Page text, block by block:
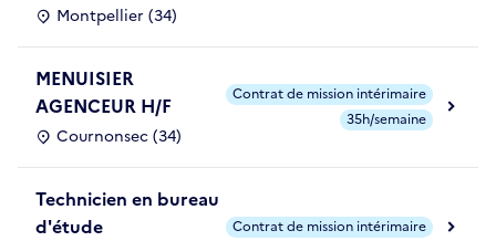
Montpellier (34)
MENUISIER
AGENCEUR H/F
Cournonsec (34)
Contrat de mission intérimaire
35h/semaine
Technicien en bureau
d'étude
Contrat de mission intérimaire